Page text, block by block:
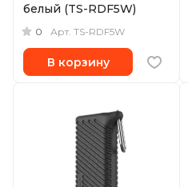
белый (TS-RDF5W)
0 Арт. TS-RDF5W
В корзину